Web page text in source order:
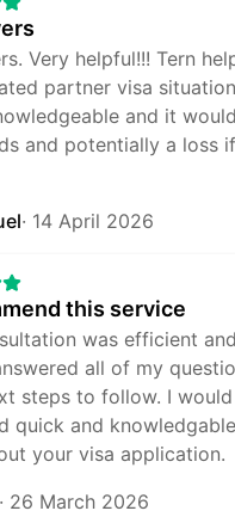
Very helpful!!! Tern
partner visa
and it
and potentially a loss
· 14 April 2026
this service
was efficient
all of my
steps to follow. I
quick and
your visa application.
· 26 March 2026